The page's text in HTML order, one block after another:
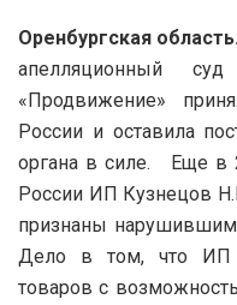
Оренбургская область.
апелляционный
«Продвижение»
России и оставила
органа в силе. Еще в
России ИП Кузнецов
признаны
Дело в том, что ИП
товаров с